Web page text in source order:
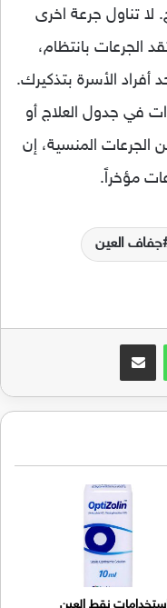
لا تناول جرعة اخرى
الجرعات بانتظام،
الأسرة بتذكيرك.
في جدول العلاج أو
المنسية، إن
مؤخراً.
جفاف العين
واتساب مشاركة عبر البريد
نقط العين